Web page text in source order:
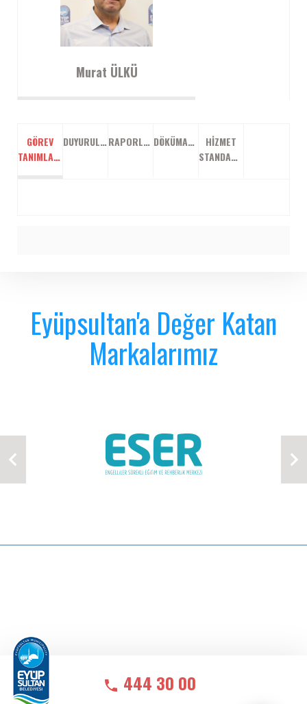
Murat ÜLKÜ
GÖREV
TANIMLARI
DUYURULAR RAPORLAR DÖKÜMANLAR
HIZMET
STANDARTLARI
Eyüpsultan'a Değer Katan
Markalarımız
444 30 00